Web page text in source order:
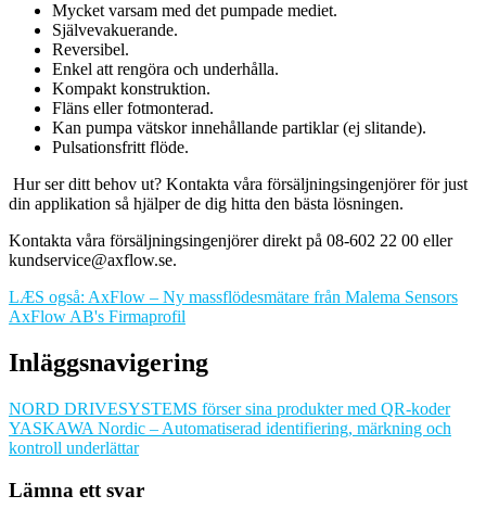
Mycket varsam med det pumpade mediet.
Självevakuerande.
Reversibel.
Enkel att rengöra och underhålla.
Kompakt konstruktion.
Fläns eller fotmonterad.
Kan pumpa vätskor innehållande partiklar (ej slitande).
Pulsationsfritt flöde.
Hur ser ditt behov ut? Kontakta våra försäljningsingenjörer för just
din applikation så hjälper de dig hitta den bästa lösningen.
Kontakta våra försäljningsingenjörer direkt på 08-602 22 00 eller
kundservice@axflow.se.
LÆS også: AxFlow – Ny massflödesmätare från Malema Sensors
AxFlow AB's Firmaprofil
Inläggsnavigering
NORD DRIVESYSTEMS förser sina produkter med QR-koder
YASKAWA Nordic – Automatiserad identifiering, märkning och
kontroll underlättar
Lämna ett svar